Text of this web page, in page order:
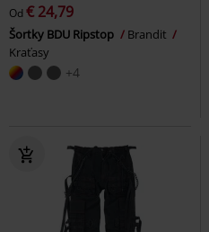
Od € 24,79
Šortky BDU Ripstop
Brandit
Kraťasy
+4